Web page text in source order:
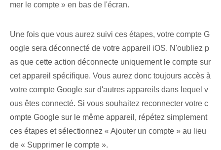
mer le compte » en bas de l'écran.
Une fois que vous aurez suivi ces étapes, votre compte G
oogle sera déconnecté de votre appareil iOS. N'oubliez p
as que cette action déconnecte uniquement le compte sur
cet appareil spécifique. Vous aurez donc toujours accès à
votre compte Google sur d'autres appareils dans lequel v
ous êtes connecté. Si vous souhaitez reconnecter votre c
ompte Google sur le même appareil, répétez simplement
ces étapes et sélectionnez « Ajouter un compte » au lieu
de « Supprimer le compte ».